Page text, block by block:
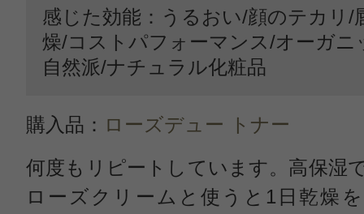
感じた効能：うるおい/顔のテカリ/
燥/コストパフォーマンス/オーガニ
自然派/ナチュラル化粧品
購入品： ローズデュー トナー
何度もリピートしています。高保湿
ローズクリームと使うと1日乾燥